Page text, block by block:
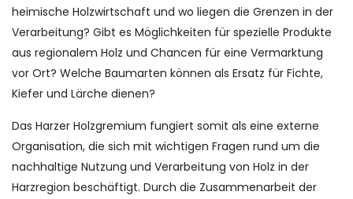
heimische Holzwirtschaft und wo liegen die Grenzen in der
Verarbeitung? Gibt es Möglichkeiten für spezielle Produkte
aus regionalem Holz und Chancen für eine Vermarktung
vor Ort? Welche Baumarten können als Ersatz für Fichte,
Kiefer und Lärche dienen?
Das Harzer Holzgremium fungiert somit als eine externe
Organisation, die sich mit wichtigen Fragen rund um die
nachhaltige Nutzung und Verarbeitung von Holz in der
Harzregion beschäftigt. Durch die Zusammenarbeit der